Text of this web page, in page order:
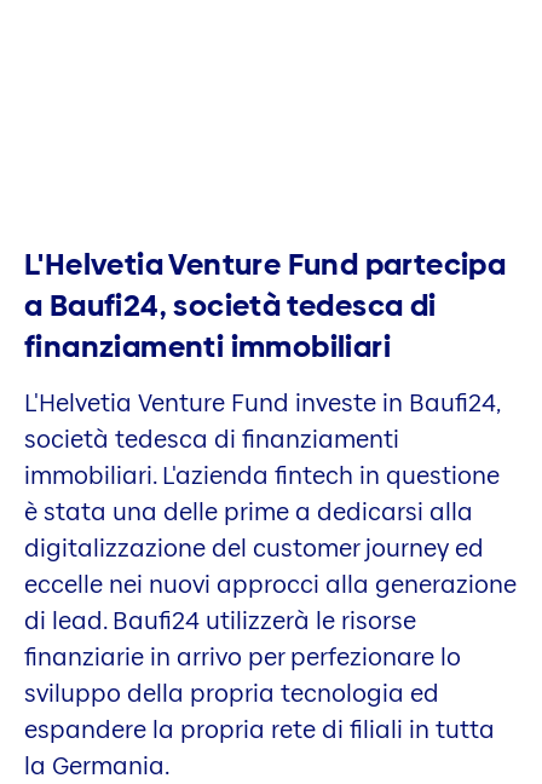
L'Helvetia Venture Fund partecipa
a Baufi24, società tedesca di
finanziamenti immobiliari
L'Helvetia Venture Fund investe in Baufi24,
società tedesca di finanziamenti
immobiliari. L'azienda fintech in questione
è stata una delle prime a dedicarsi alla
digitalizzazione del customer journey ed
eccelle nei nuovi approcci alla generazione
di lead. Baufi24 utilizzerà le risorse
finanziarie in arrivo per perfezionare lo
sviluppo della propria tecnologia ed
espandere la propria rete di filiali in tutta
la Germania.